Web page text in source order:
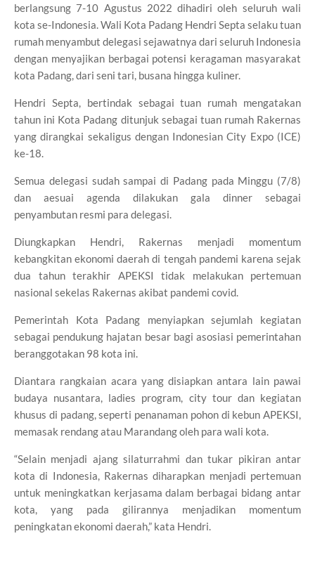
berlangsung 7-10 Agustus 2022 dihadiri oleh seluruh wali
kota se-Indonesia. Wali Kota Padang Hendri Septa selaku tuan
rumah menyambut delegasi sejawatnya dari seluruh Indonesia
dengan menyajikan berbagai potensi keragaman masyarakat
kota Padang, dari seni tari, busana hingga kuliner.
Hendri Septa, bertindak sebagai tuan rumah mengatakan
tahun ini Kota Padang ditunjuk sebagai tuan rumah Rakernas
yang dirangkai sekaligus dengan Indonesian City Expo (ICE)
ke-18.
Semua delegasi sudah sampai di Padang pada Minggu (7/8)
dan aesuai agenda dilakukan gala dinner sebagai
penyambutan resmi para delegasi.
Diungkapkan Hendri, Rakernas menjadi momentum
kebangkitan ekonomi daerah di tengah pandemi karena sejak
dua tahun terakhir APEKSI tidak melakukan pertemuan
nasional sekelas Rakernas akibat pandemi covid.
Pemerintah Kota Padang menyiapkan sejumlah kegiatan
sebagai pendukung hajatan besar bagi asosiasi pemerintahan
beranggotakan 98 kota ini.
Diantara rangkaian acara yang disiapkan antara lain pawai
budaya nusantara, ladies program, city tour dan kegiatan
khusus di padang, seperti penanaman pohon di kebun APEKSI,
memasak rendang atau Marandang oleh para wali kota.
“Selain menjadi ajang silaturrahmi dan tukar pikiran antar
kota di Indonesia, Rakernas diharapkan menjadi pertemuan
untuk meningkatkan kerjasama dalam berbagai bidang antar
kota, yang pada gilirannya menjadikan momentum
peningkatan ekonomi daerah,” kata Hendri.